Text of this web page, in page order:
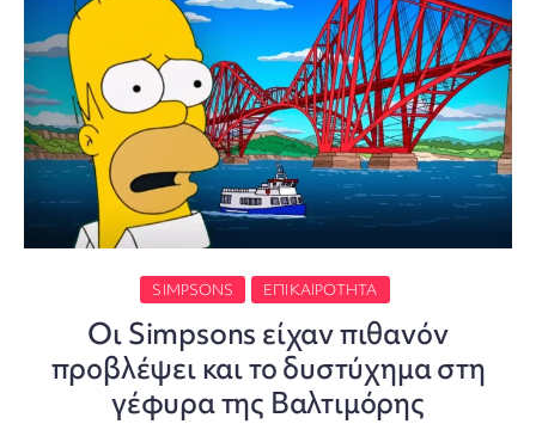
SIMPSONS ΕΠΙΚΑΙΡΌΤΗΤΑ
Οι Simpsons είχαν πιθανόν
προβλέψει και το δυστύχημα στη
γέφυρα της Βαλτιμόρης